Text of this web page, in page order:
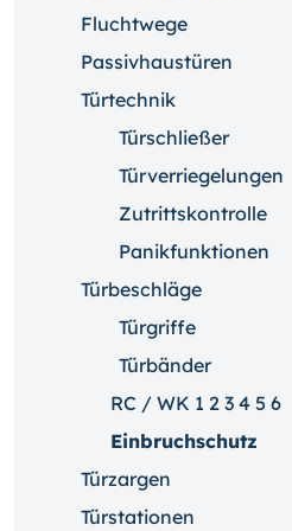
Fluchtwege
Passivhaustüren
Türtechnik
Türschließer
Türverriegelungen
Zutrittskontrolle
Panikfunktionen
Türbeschläge
Türgriffe
Türbänder
RC / WK 1 2 3 4 5 6
Einbruchschutz
Türzargen
Türstationen